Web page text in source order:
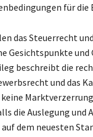
für die
das Steuerrecht
Gesichtspunkte
beschreibt die
und das
die Auslegung und
dem neuesten